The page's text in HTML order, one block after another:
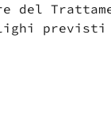
del
UE
alla newsletter.
UE